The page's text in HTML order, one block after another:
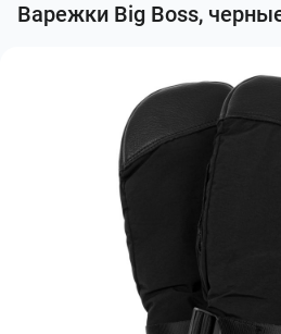
Варежки Big Boss,